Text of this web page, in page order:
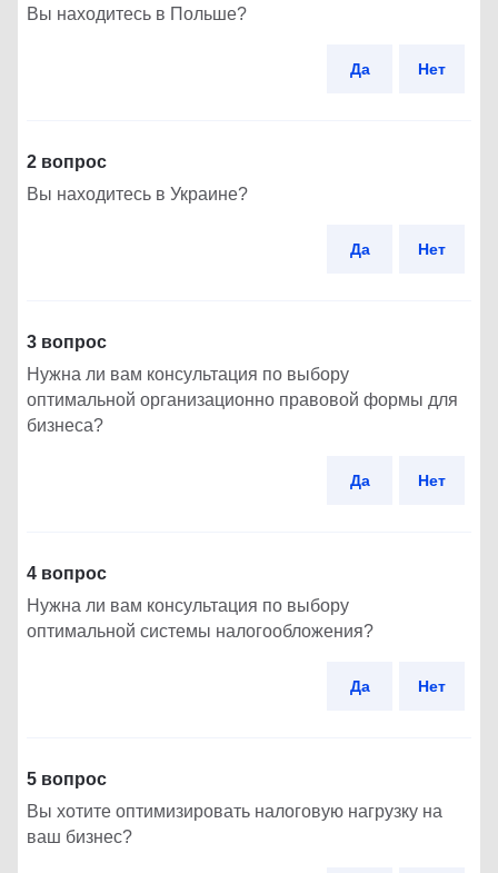
Вы находитесь в Польше?
Да Нет
2 вопрос
Вы находитесь в Украине?
Да Нет
3 вопрос
Нужна ли вам консультация по выбору
оптимальной организационно правовой формы для
бизнеса?
Да Нет
4 вопрос
Нужна ли вам консультация по выбору
оптимальной системы налогообложения?
Да Нет
5 вопрос
Вы хотите оптимизировать налоговую нагрузку на
ваш бизнес?